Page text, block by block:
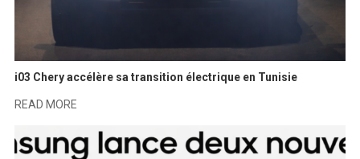
i03 Chery accélère sa transition électrique en Tunisie
READ MORE